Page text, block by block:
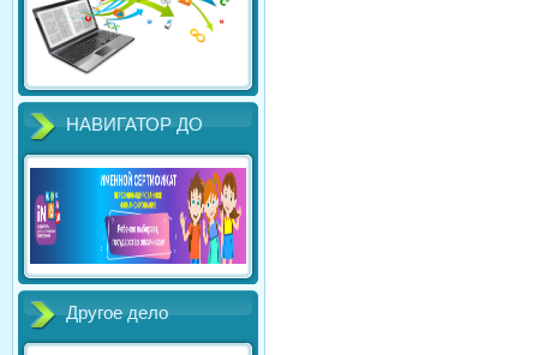
НАВИГАТОР ДО
Другое дело